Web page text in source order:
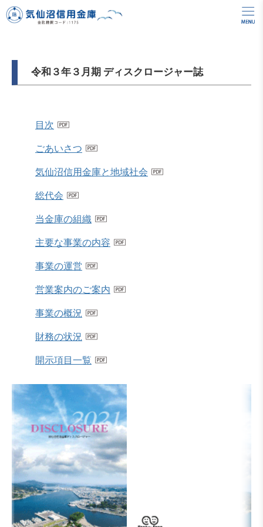
令和３年３月期 ディスクロージャー誌
目次
ごあいさつ
気仙沼信用金庫と地域社会
総代会
当金庫の組織
主要な事業の内容
事業の運営
営業案内のご案内
事業の概況
財務の状況
開示項目一覧